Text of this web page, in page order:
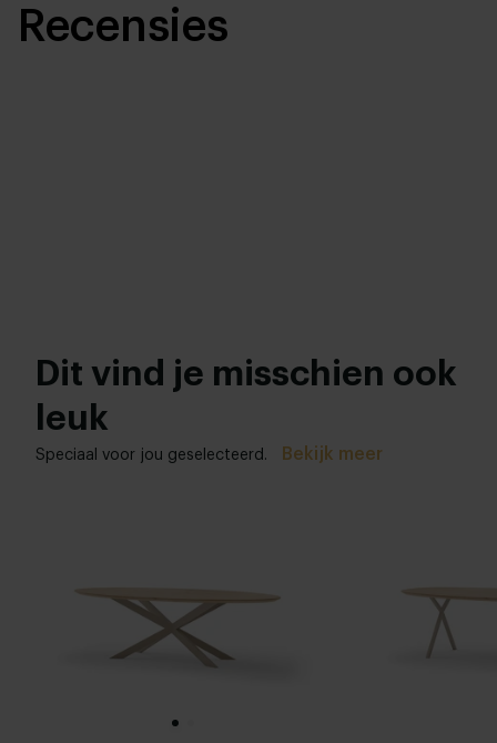
Recensies
Dit vind je misschien ook
leuk
Speciaal voor jou geselecteerd. Bekijk meer